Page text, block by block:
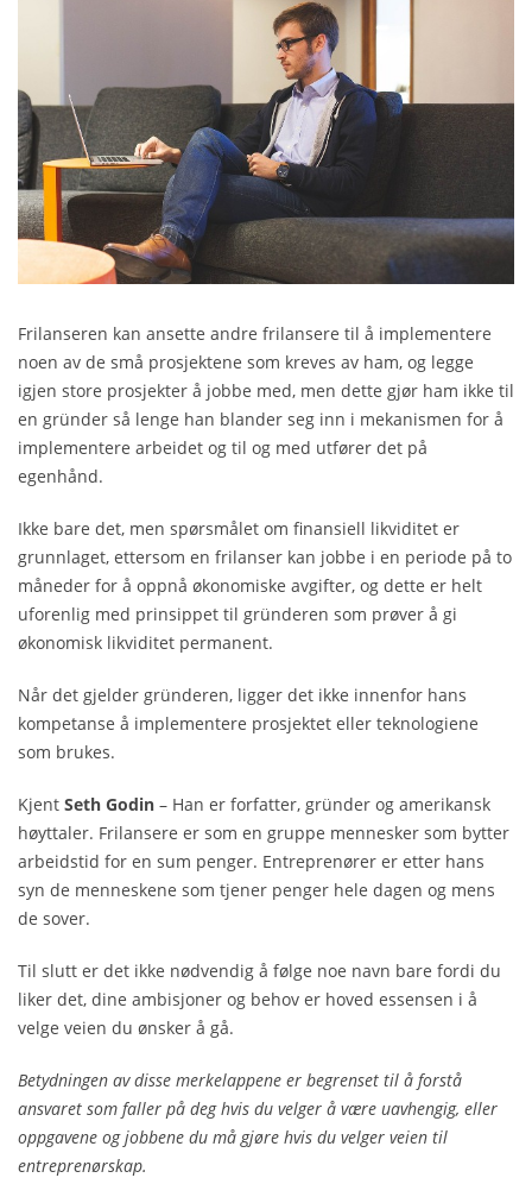
Frilanseren kan ansette andre frilansere til å implementere
noen av de små prosjektene som kreves av ham, og legge
igjen store prosjekter å jobbe med, men dette gjør ham ikke til
en gründer så lenge han blander seg inn i mekanismen for å
implementere arbeidet og til og med utfører det på
egenhånd.
Ikke bare det, men spørsmålet om finansiell likviditet er
grunnlaget, ettersom en frilanser kan jobbe i en periode på to
måneder for å oppnå økonomiske avgifter, og dette er helt
uforenlig med prinsippet til gründeren som prøver å gi
økonomisk likviditet permanent.
Når det gjelder gründeren, ligger det ikke innenfor hans
kompetanse å implementere prosjektet eller teknologiene
som brukes.
Kjent Seth Godin – Han er forfatter, gründer og amerikansk
høyttaler. Frilansere er som en gruppe mennesker som bytter
arbeidstid for en sum penger. Entreprenører er etter hans
syn de menneskene som tjener penger hele dagen og mens
de sover.
Til slutt er det ikke nødvendig å følge noe navn bare fordi du
liker det, dine ambisjoner og behov er hoved essensen i å
velge veien du ønsker å gå.
Betydningen av disse merkelappene er begrenset til å forstå
ansvaret som faller på deg hvis du velger å være uavhengig, eller
oppgavene og jobbene du må gjøre hvis du velger veien til
entreprenørskap.